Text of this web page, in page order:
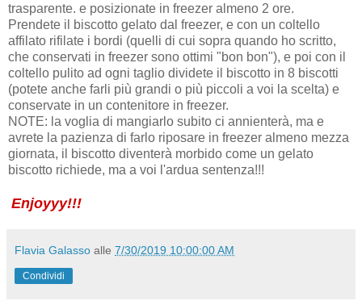
trasparente. e posizionate in freezer almeno 2 ore.
Prendete il biscotto gelato dal freezer, e con un coltello
affilato rifilate i bordi (quelli di cui sopra quando ho scritto,
che conservati in freezer sono ottimi "bon bon"), e poi con il
coltello pulito ad ogni taglio dividete il biscotto in 8 biscotti
(potete anche farli più grandi o più piccoli a voi la scelta) e
conservate in un contenitore in freezer.
NOTE: la voglia di mangiarlo subito ci annienterà, ma e
avrete la pazienza di farlo riposare in freezer almeno mezza
giornata, il biscotto diventerà morbido come un gelato
biscotto richiede, ma a voi l'ardua sentenza!!!
Enjoyyy!!!
Flavia Galasso alle 7/30/2019 10:00:00 AM
Condividi